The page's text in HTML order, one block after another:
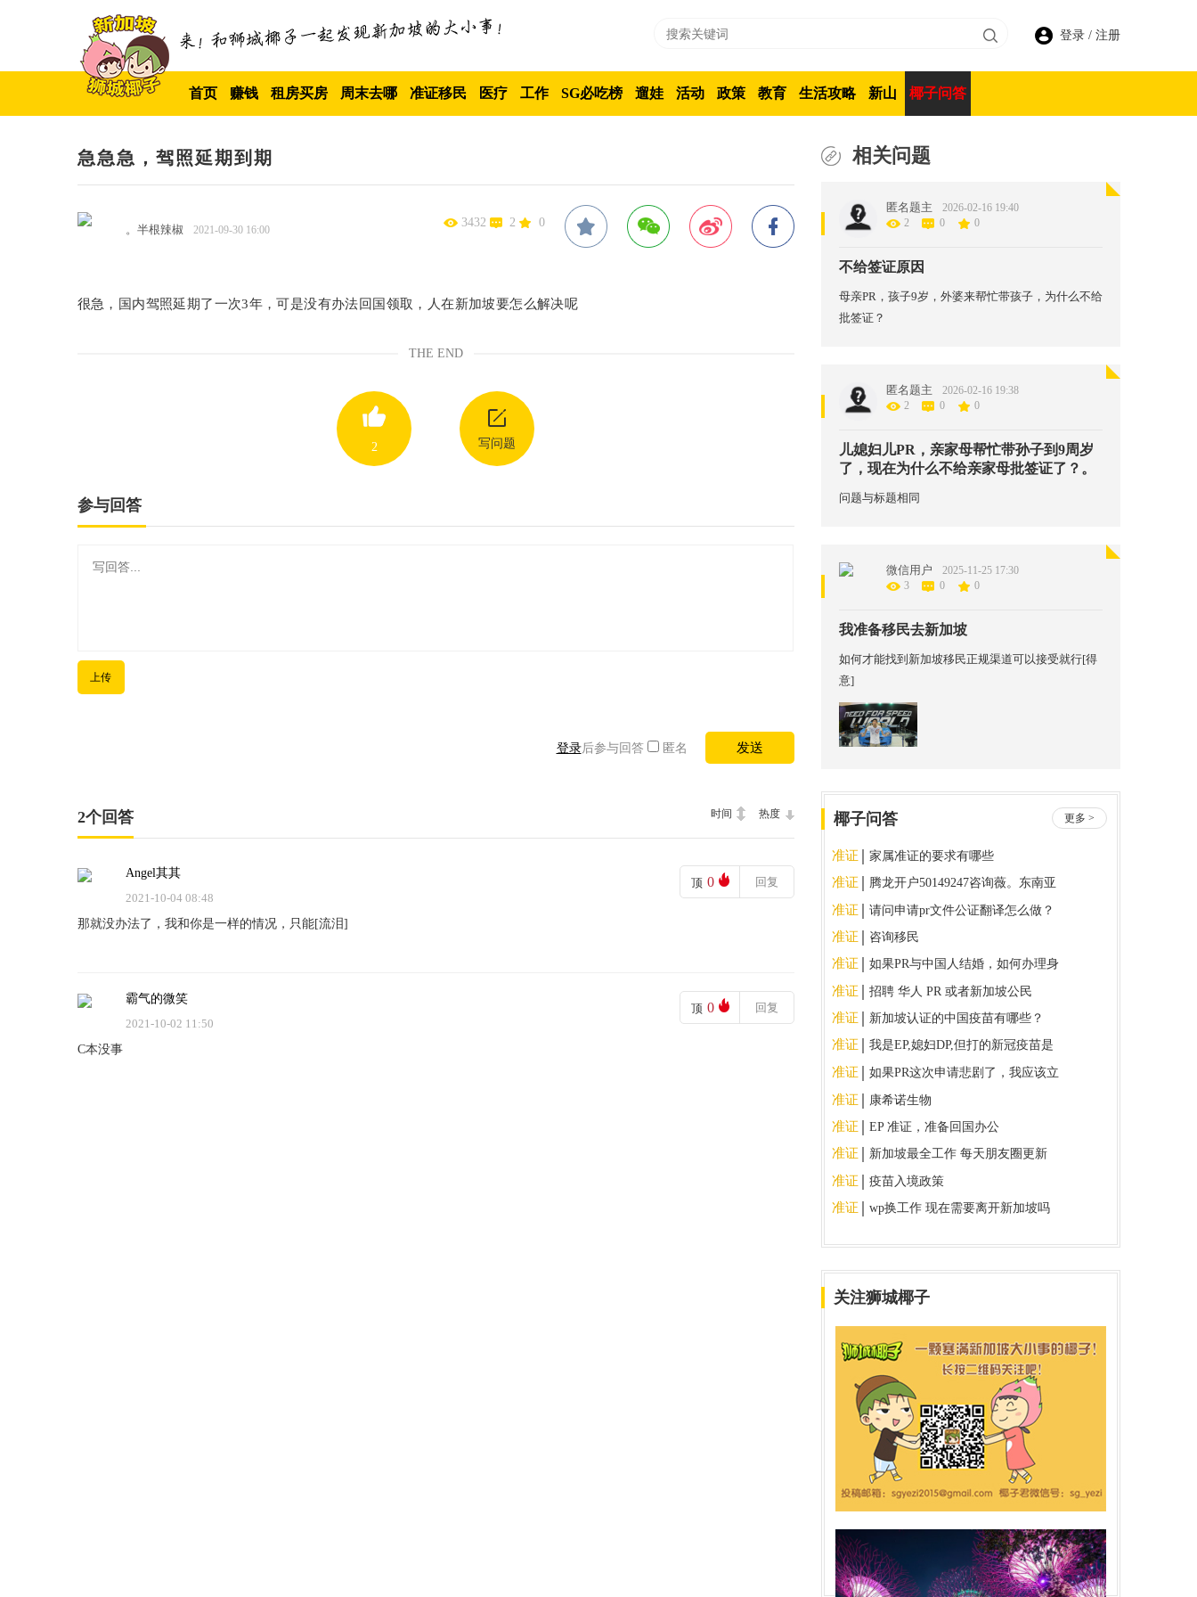
登录 / 注册
首页 赚钱 租房买房 周末去哪 准证移民 医疗 工作 SG必吃榜 遛娃 活动 政策 教育 生活攻略 新山 椰子问答
急急急，驾照延期到期
。半根辣椒 2021-09-30 16:00
3432 2 0
很急，国内驾照延期了一次3年，可是没有办法回国领取，人在新加坡要怎么解决呢
THE END
2 写问题
参与回答
上传
登录后参与回答 匿名
2个回答 热度
时间
Angel其其
2021-10-04 08:48
顶 0 回复
那就没办法了，我和你是一样的情况，只能[流泪]
霸气的微笑
2021-10-02 11:50
顶 0 回复
C本没事
相关问题
匿名题主
2026-02-16 19:40
2
0 0
不给签证原因
母亲PR，孩子9岁，外婆来帮忙带孩子，为什么不给
批签证？
匿名题主
2026-02-16 19:38
2
0 0
儿媳妇儿PR，亲家母帮忙带孙子到9周岁
了，现在为什么不给亲家母批签证了？。
问题与标题相同
微信用户
2025-11-25 17:30
3
0 0
我准备移民去新加坡
如何才能找到新加坡移民正规渠道可以接受就行[得
意]
椰子问答 更多 >
准证 家属准证的要求有哪些
准证
腾龙开户50149247咨询薇。东南亚
正规实体
准证 请问申请pr文件公证翻译怎么做？
准证 咨询移民
准证
如果PR与中国人结婚，如何办理身
份
准证 招聘 华人 PR 或者新加坡公民
准证 新加坡认证的中国疫苗有哪些？
准证
我是EP,媳妇DP,但打的新冠疫苗是
深圳康泰。这种情况如何入境新加
坡?
准证
如果PR这次申请悲剧了，我应该立
即重新申请吗？
准证 康希诺生物
准证 EP 准证，准备回国办公
准证
新加坡最全工作 每天朋友圈更新
可加着备用
准证 疫苗入境政策
准证 wp换工作 现在需要离开新加坡吗
关注狮城椰子